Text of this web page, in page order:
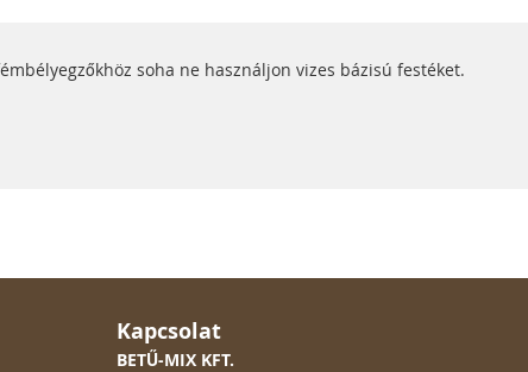
soha ne használjon vizes bázisú festéket.
Kapcsolat
BETŰ-MIX KFT.